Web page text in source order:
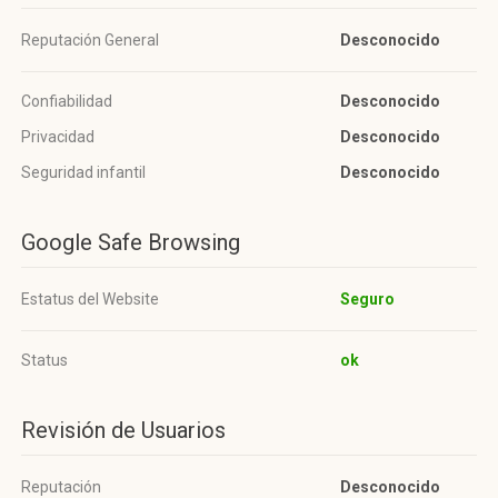
Reputación General Desconocido
Confiabilidad
Desconocido
Privacidad
Desconocido
Seguridad infantil
Desconocido
Google Safe Browsing
Estatus del Website Seguro
Status ok
Revisión de Usuarios
Reputación Desconocido